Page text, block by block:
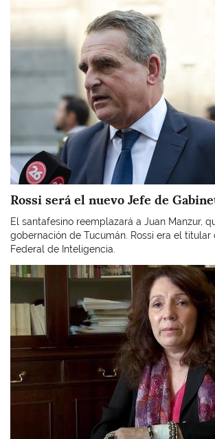
Rossi será el nuevo Jefe de
El santafesino reemplazará a Juan Manzur,
gobernación de Tucumán. Rossi era el titular
Federal de Inteligencia.
Imagen